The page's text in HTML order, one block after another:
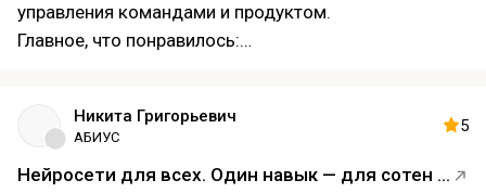
управления командами и продуктом.
Главное, что понравилось:
модуль — практическое задание.
Реальные кейсы и финальный проект с подробной
обратной связью.
Никита Григорьевич
АБИУС
5
Нейросети для всех. Один навык — для сотен задач